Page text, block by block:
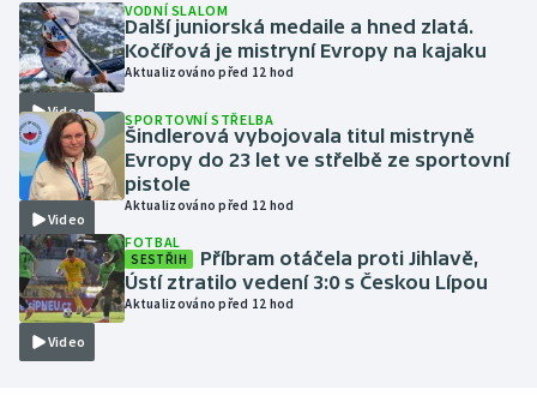
Moderní pětiboj
Motorsport
Olympijské hry
Parasport
Plavání
Plážový volejbal
Video
VODNÍ SLALOM
Další juniorská medaile a hned zlatá.
Kočířová je mistryní Evropy na kajaku
Aktualizováno před 12 hod
Video
SPORTOVNÍ STŘELBA
Šindlerová vybojovala titul mistryně
Evropy do 23 let ve střelbě ze sportovní
pistole
Aktualizováno před 12 hod
Video
FOTBAL
SESTŘIH
Příbram otáčela proti Jihlavě,
Ústí ztratilo vedení 3:0 s Českou Lípou
Aktualizováno před 12 hod